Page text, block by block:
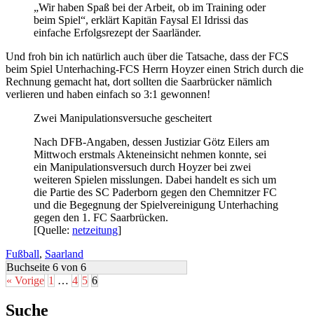
„Wir haben Spaß bei der Arbeit, ob im Training oder
beim Spiel“, erklärt Kapitän Faysal El Idrissi das
einfache Erfolgsrezept der Saarländer.
Und froh bin ich natürlich auch über die Tatsache, dass der FCS
beim Spiel Unterhaching-FCS Herrn Hoyzer einen Strich durch die
Rechnung gemacht hat, dort sollten die Saarbrücker nämlich
verlieren und haben einfach so 3:1 gewonnen!
Zwei Manipulationsversuche gescheitert
Nach DFB-Angaben, dessen Justiziar Götz Eilers am
Mittwoch erstmals Akteneinsicht nehmen konnte, sei
ein Manipulationsversuch durch Hoyzer bei zwei
weiteren Spielen misslungen. Dabei handelt es sich um
die Partie des SC Paderborn gegen den Chemnitzer FC
und die Begegnung der Spielvereinigung Unterhaching
gegen den 1. FC Saarbrücken.
[Quelle: netzeitung]
Fußball, Saarland
Buchseite 6 von 6
« Vorige 1 … 4 5 6
Suche